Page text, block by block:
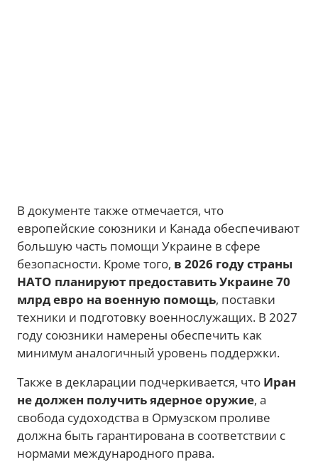
В документе также отмечается, что
европейские союзники и Канада обеспечивают
большую часть помощи Украине в сфере
безопасности. Кроме того, в 2026 году страны
НАТО планируют предоставить Украине 70
млрд евро на военную помощь, поставки
техники и подготовку военнослужащих. В 2027
году союзники намерены обеспечить как
минимум аналогичный уровень поддержки.
Также в декларации подчеркивается, что Иран
не должен получить ядерное оружие, а
свобода судоходства в Ормузском проливе
должна быть гарантирована в соответствии с
нормами международного права.